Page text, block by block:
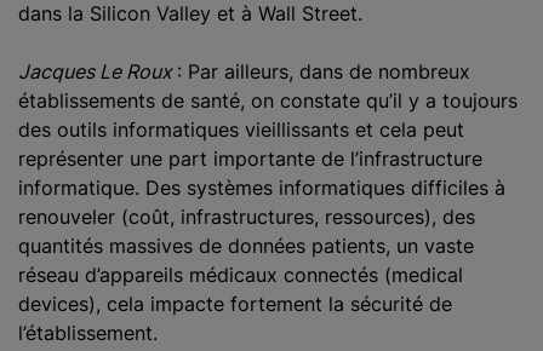
dans la Silicon Valley et à Wall Street.
Jacques Le Roux : Par ailleurs, dans de nombreux
établissements de santé, on constate qu’il y a toujours
des outils informatiques vieillissants et cela peut
représenter une part importante de l’infrastructure
informatique. Des systèmes informatiques difficiles à
renouveler (coût, infrastructures, ressources), des
quantités massives de données patients, un vaste
réseau d’appareils médicaux connectés (medical
devices), cela impacte fortement la sécurité de
l’établissement.